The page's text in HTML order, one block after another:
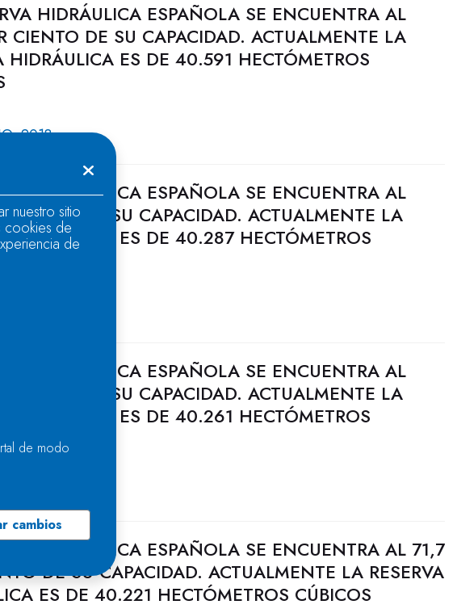
HIDRÁULICA ESPAÑOLA SE ENCUENTRA AL
CIENTO DE SU CAPACIDAD. ACTUALMENTE LA
HIDRÁULICA ES DE 40.591 HECTÓMETROS
2018
HIDRÁULICA ESPAÑOLA SE ENCUENTRA AL
CIENTO DE SU CAPACIDAD. ACTUALMENTE LA
HIDRÁULICA ES DE 40.287 HECTÓMETROS
2018
HIDRÁULICA ESPAÑOLA SE ENCUENTRA AL
CIENTO DE SU CAPACIDAD. ACTUALMENTE LA
HIDRÁULICA ES DE 40.261 HECTÓMETROS
HIDRÁULICA ESPAÑOLA SE ENCUENTRA AL 71,7
DE SU CAPACIDAD. ACTUALMENTE LA RESERVA
ES DE 40.221 HECTÓMETROS CÚBICOS
nuestro sitio
cookies de
de
de modo
cambios